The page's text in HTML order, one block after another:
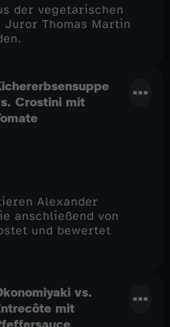
der vegetarischen
Juror Thomas Martin
Crostini mit
Alexander
anschließend von
und bewertet
vs.
mit